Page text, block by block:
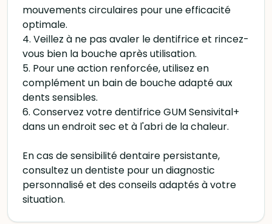
mouvements circulaires pour une efficacité
optimale.
4. Veillez à ne pas avaler le dentifrice et rincez-
vous bien la bouche après utilisation.
5. Pour une action renforcée, utilisez en
complément un bain de bouche adapté aux
dents sensibles.
6. Conservez votre dentifrice GUM Sensivital+
dans un endroit sec et à l'abri de la chaleur.
En cas de sensibilité dentaire persistante,
consultez un dentiste pour un diagnostic
personnalisé et des conseils adaptés à votre
situation.